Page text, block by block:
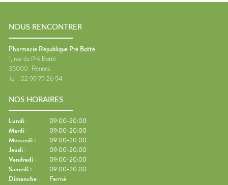
NOUS RENCONTRER
Pharmacie République Pré Botté
1, rue du Pré Botté
35000 Rennes
Tel : 02 99 79 26 94
NOS HORAIRES
Lundi :
09:00-20:00
Mardi :
09:00-20:00
Mercredi :
09:00-20:00
Jeudi :
09:00-20:00
Vendredi :
09:00-20:00
Samedi :
09:00-20:00
Dimanche : Fermé